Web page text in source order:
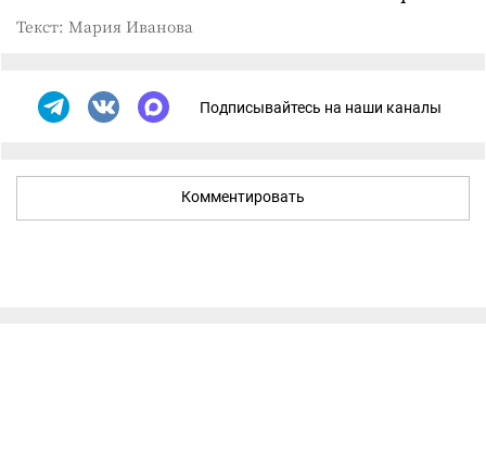
Текст: Мария Иванова
Подписывайтесь на наши каналы
Комментировать